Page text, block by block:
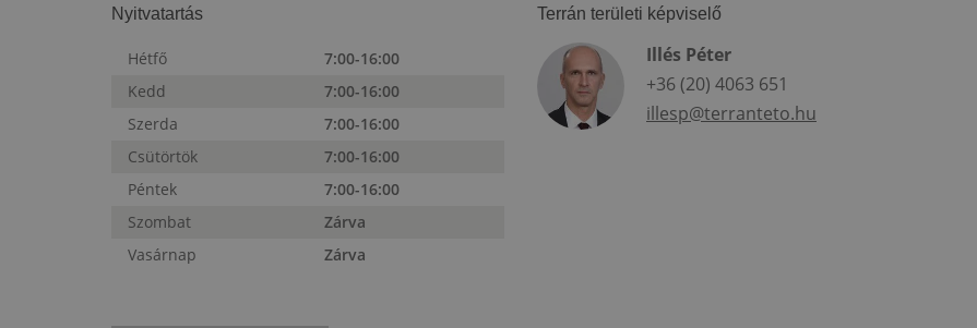
Nyitvatartás
Hétfő
7:00-16:00
Kedd
7:00-16:00
Szerda
7:00-16:00
Csütörtök
7:00-16:00
Péntek
7:00-16:00
Szombat
Zárva
Vasárnap
Zárva
Terrán területi képviselő
Illés Péter
+36 (20) 4063 651
illesp@terranteto.hu